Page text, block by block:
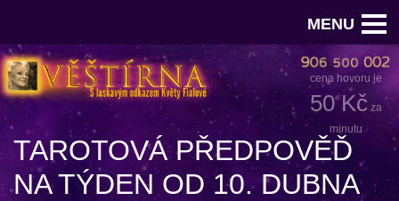
MENU
cena hovoru je
50 Kč za
minutu
TAROTOVÁ PŘEDPOVĚĎ
NA TÝDEN OD 10. DUBNA